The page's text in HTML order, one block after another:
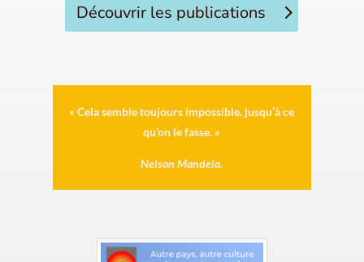
Découvrir les publications
« Cela semble toujours impossible, jusqu’à ce
qu’on le fasse. »
Nelson Mandela.